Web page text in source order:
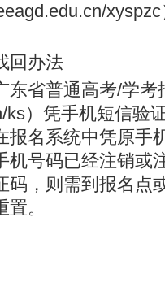
xyspzc
回办法
东省普通高考/学考
ks）凭手机短信验
报名系统中凭原手
机号码已经注销或
码，则需到报名点
。